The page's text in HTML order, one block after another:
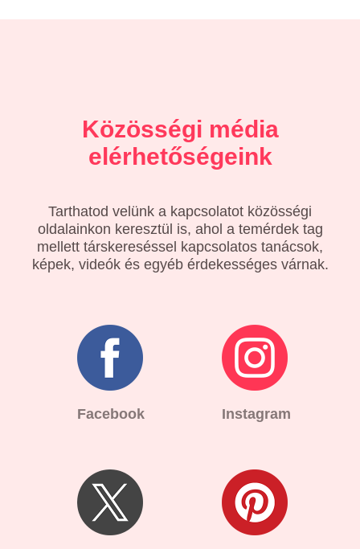
Közösségi média
elérhetőségeink
Tarthatod velünk a kapcsolatot közösségi
oldalainkon keresztül is, ahol a temérdek tag
mellett társkereséssel kapcsolatos tanácsok,
képek, videók és egyéb érdekességes várnak.
Facebook Instagram